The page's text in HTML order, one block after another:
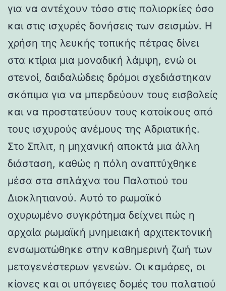
για να αντέχουν τόσο στις πολιορκίες όσο
και στις ισχυρές δονήσεις των σεισμών. Η
χρήση της λευκής τοπικής πέτρας δίνει
στα κτίρια μια μοναδική λάμψη, ενώ οι
στενοί, δαιδαλώδεις δρόμοι σχεδιάστηκαν
σκόπιμα για να μπερδεύουν τους εισβολείς
και να προστατεύουν τους κατοίκους από
τους ισχυρούς ανέμους της Αδριατικής.
Στο Σπλιτ, η μηχανική αποκτά μια άλλη
διάσταση, καθώς η πόλη αναπτύχθηκε
μέσα στα σπλάχνα του Παλατιού του
Διοκλητιανού. Αυτό το ρωμαϊκό
οχυρωμένο συγκρότημα δείχνει πώς η
αρχαία ρωμαϊκή μνημειακή αρχιτεκτονική
ενσωματώθηκε στην καθημερινή ζωή των
μεταγενέστερων γενεών. Οι καμάρες, οι
κίονες και οι υπόγειες δομές του παλατιού